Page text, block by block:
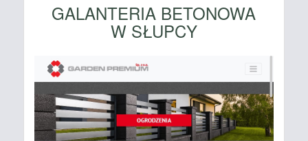
GALANTERIA BETONOWA
W SŁUPCY